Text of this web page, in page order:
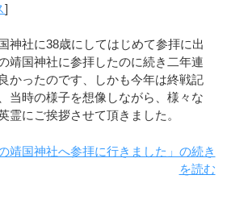
]
神社に38歳にしてはじめて参拝に出
靖国神社に参拝したのに続き二年連
かったのです、しかも今年は終戦記
当時の様子を想像しながら、様々な
霊にご挨拶させて頂きました。
靖国神社へ参拝に行きました」の続き
を読む